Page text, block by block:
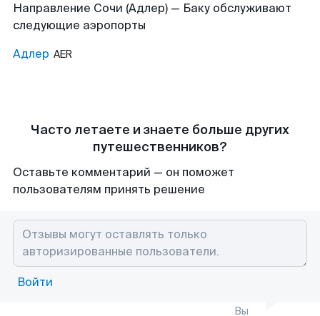
Направление Сочи (Адлер) — Баку обслуживают
следующие аэропорты
Адлер AER
Часто летаете и знаете больше других
путешественников?
Оставьте комментарий — он поможет
пользователям принять решение
Войти
Вы